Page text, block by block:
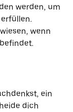
werden, um
wenn
ein
dich